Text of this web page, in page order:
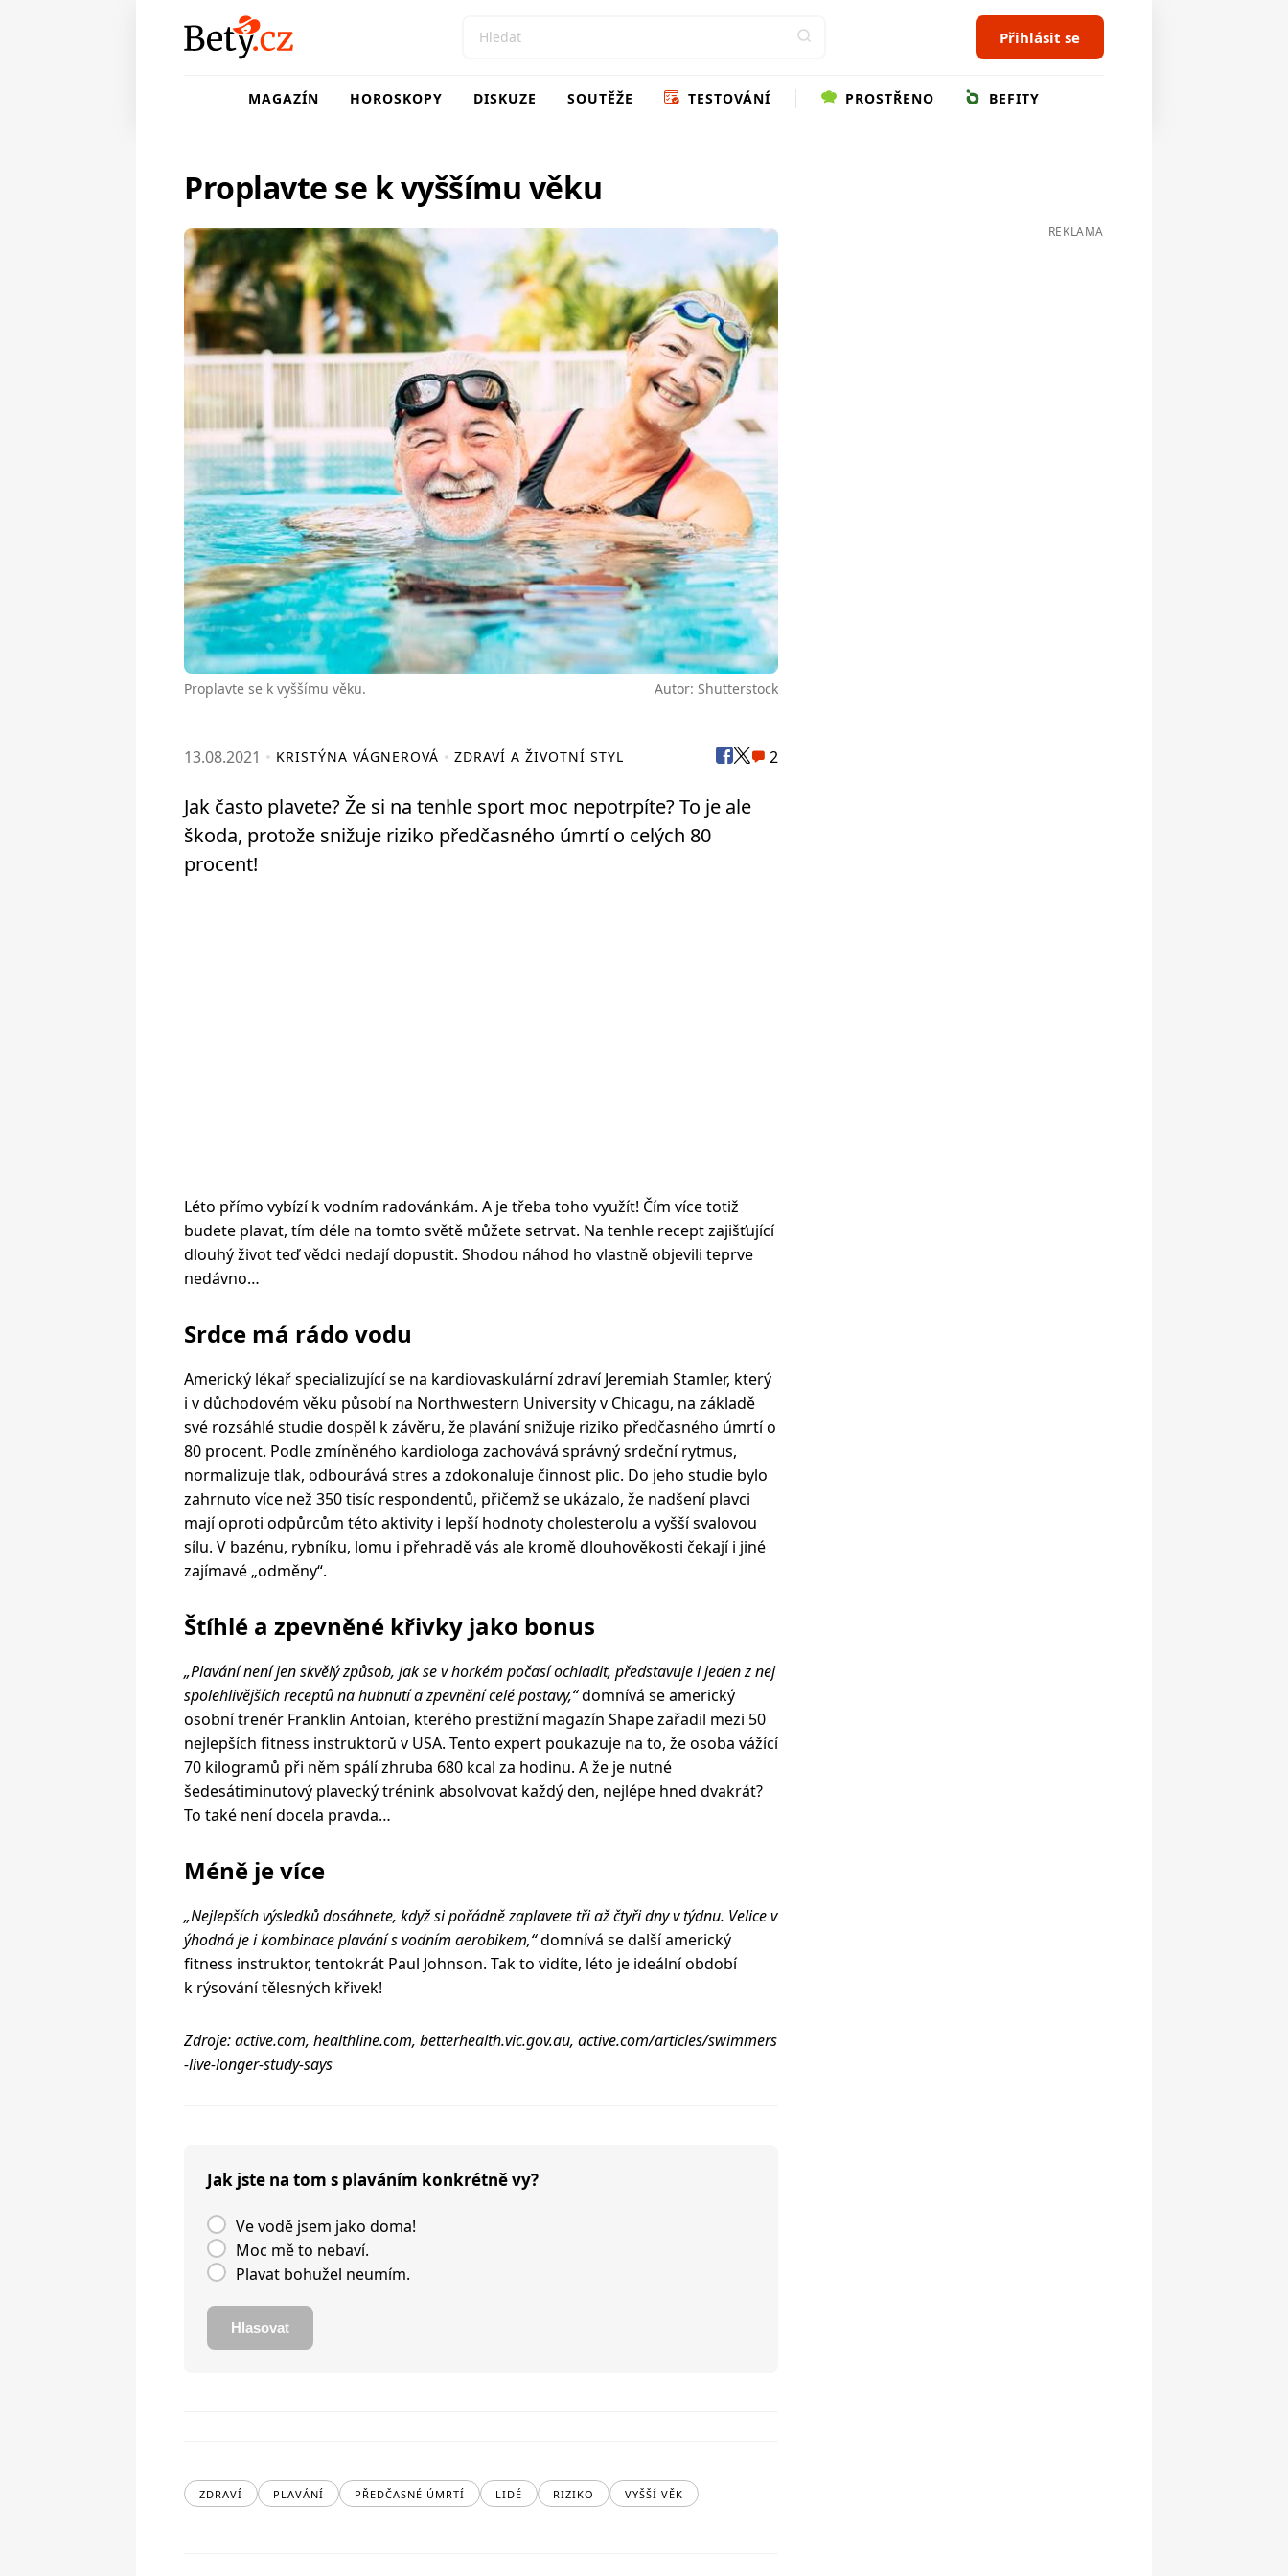
Přihlásit se
MAGAZÍN HOROSKOPY DISKUZE SOUTĚŽE TESTOVÁNÍ PROSTŘENO BEFITY
Proplavte se k vyššímu věku
Proplavte se k vyššímu věku. Autor: Shutterstock
13.08.2021 KRISTÝNA VÁGNEROVÁ ZDRAVÍ A ŽIVOTNÍ STYL 2
Jak často plavete? Že si na tenhle sport moc nepotrpíte? To je ale
škoda, protože snižuje riziko předčasného úmrtí o celých 80
procent!
Léto přímo vybízí k vodním radovánkám. A je třeba toho využít! Čím více totiž
budete plavat, tím déle na tomto světě můžete setrvat. Na tenhle recept zajišťující
dlouhý život teď vědci nedají dopustit. Shodou náhod ho vlastně objevili teprve
nedávno…
Srdce má rádo vodu
Americký lékař specializující se na kardiovaskulární zdraví Jeremiah Stamler, který
i v důchodovém věku působí na Northwestern University v Chicagu, na základě
své rozsáhlé studie dospěl k závěru, že plavání snižuje riziko předčasného úmrtí o
80 procent. Podle zmíněného kardiologa zachovává správný srdeční rytmus,
normalizuje tlak, odbourává stres a zdokonaluje činnost plic. Do jeho studie bylo
zahrnuto více než 350 tisíc respondentů, přičemž se ukázalo, že nadšení plavci
mají oproti odpůrcům této aktivity i lepší hodnoty cholesterolu a vyšší svalovou
sílu. V bazénu, rybníku, lomu i přehradě vás ale kromě dlouhověkosti čekají i jiné
zajímavé „odměny“.
Štíhlé a zpevněné křivky jako bonus
„Plavání není jen skvělý způsob, jak se v horkém počasí ochladit, představuje i jeden z nej
spolehlivějších receptů na hubnutí a zpevnění celé postavy,“domnívá se americký
osobní trenér Franklin Antoian, kterého prestižní magazín Shape zařadil mezi 50
nejlepších fitness instruktorů v USA. Tento expert poukazuje na to, že osoba vážící
70 kilogramů při něm spálí zhruba 680 kcal za hodinu. A že je nutné
šedesátiminutový plavecký trénink absolvovat každý den, nejlépe hned dvakrát?
To také není docela pravda…
Méně je více
„Nejlepších výsledků dosáhnete, když si pořádně zaplavete tři až čtyři dny v týdnu. Velice v
ýhodná je i kombinace plavání s vodním aerobikem,“domnívá se další americký
fitness instruktor, tentokrát Paul Johnson. Tak to vidíte, léto je ideální období
k rýsování tělesných křivek!
Zdroje: active.com, healthline.com, betterhealth.vic.gov.au, active.com/articles/swimmers
-live-longer-study-says
Jak jste na tom s plaváním konkrétně vy?
Ve vodě jsem jako doma!
Moc mě to nebaví.
Plavat bohužel neumím.
Hlasovat
ZDRAVÍ PLAVÁNÍ PŘEDČASNÉ ÚMRTÍ LIDÉ RIZIKO VYŠŠÍ VĚK
REKLAMA